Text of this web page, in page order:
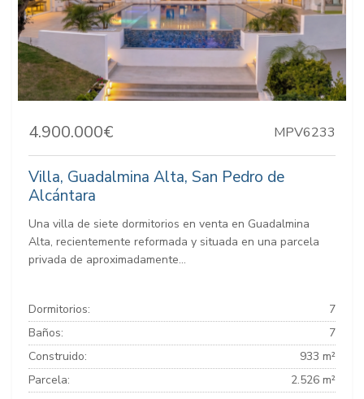
4.900.000€ MPV6233
Villa, Guadalmina Alta, San Pedro de
Alcántara
Una villa de siete dormitorios en venta en Guadalmina
Alta, recientemente reformada y situada en una parcela
privada de aproximadamente...
Dormitorios:
7
Baños:
7
Construido:
933 m²
Parcela:
2.526 m²